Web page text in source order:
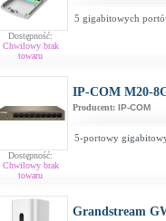
Dostępność:
Chwilowy brak
towaru
5 gigabitowych
Dostępność:
Chwilowy brak
towaru
IP-COM M20-
Producent: IP-COM
5-portowy
Grandstream